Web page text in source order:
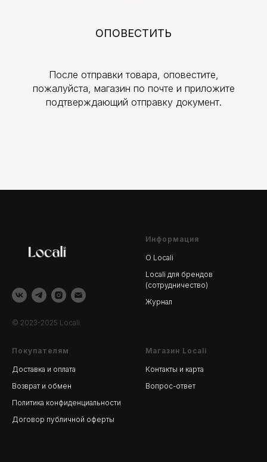
ОПОВЕСТИТЬ
После отправки товара, оповестите,
пожалуйста, магазин по почте и приложите
подтверждающий отправку документ.
© 2023-2025 Locali
Информация
О Locali
Locali для брендов
(сотрудничество)
Журнал
Покупателям
Доставка и оплата
Возврат и обмен
Политика конфиденциальности
Договор публичной оферты
Магазин Locali
Контакты и карта
Вопрос-ответ